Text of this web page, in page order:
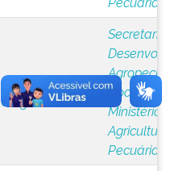
Cooperativismo
de gênero
Ministério
Pecuária